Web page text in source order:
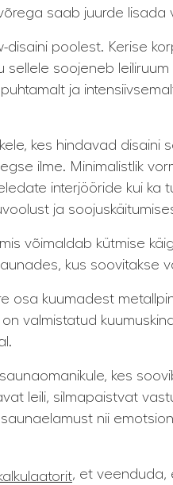
saab juurde lisada
poolest. Kerise
soojeneb
ja
kes hindavad disaini
ilme. Minimalistlik
interjööride kui
ja
võimaldab kütmise
kus soovitakse
osa kuumadest
valmistatud
kes
leili, silmapaistvat
nii
, et veenduda,